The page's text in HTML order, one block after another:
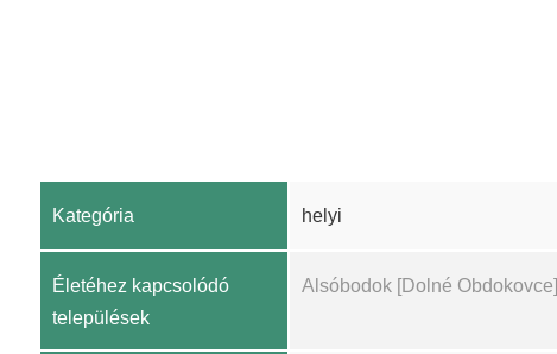
Kategória helyi
Életéhez kapcsolódó
települések
Alsóbodok [Dolné Obdokovce]